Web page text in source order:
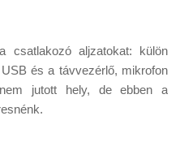
csatlakozó aljzatokat: külön
és a távvezérlő, mikrofon
jutott hely, de ebben a